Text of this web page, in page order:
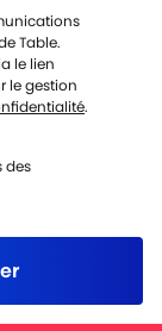
Table.
le lien
le gestion
.
des